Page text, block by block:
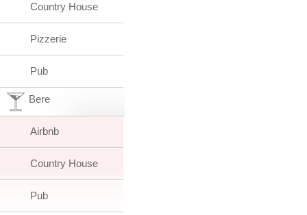
Country House
Pizzerie
Pub
Bere
Airbnb
Country House
Pub